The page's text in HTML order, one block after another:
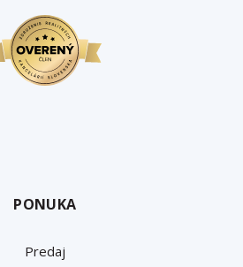
PONUKA
Predaj